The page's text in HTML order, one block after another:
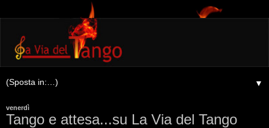
▼
venerdì
Tango e attesa...su La Via del Tango